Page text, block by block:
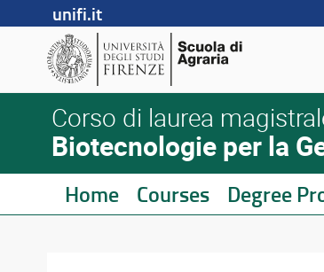
unifi.it
Corso di laurea
Biotecnologie per la
Home Courses Degree